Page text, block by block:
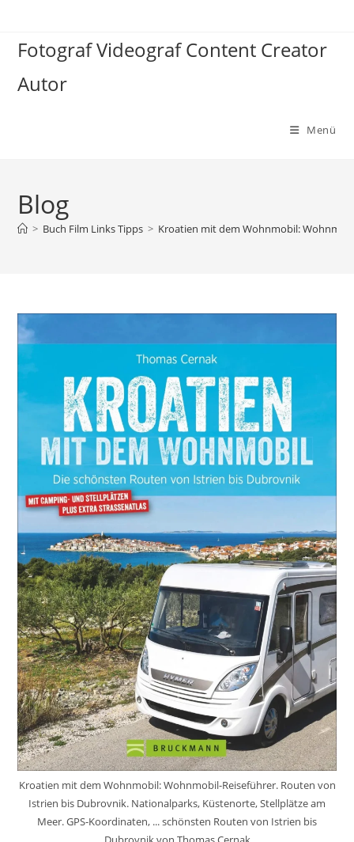
springen
Fotograf Videograf Content Creator
Autor
Menü
Blog
> Buch Film Links Tipps > Kroatien mit dem Wohnmobil:
Kroatien mit dem Wohnmobil: Wohnmobil-Reiseführer. Routen von
Istrien bis Dubrovnik. Nationalparks, Küstenorte, Stellplätze am
Meer. GPS-Koordinaten, ... schönsten Routen von Istrien bis